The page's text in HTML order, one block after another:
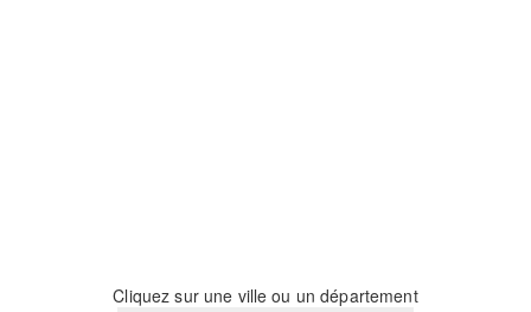
Cliquez sur une ville ou un département